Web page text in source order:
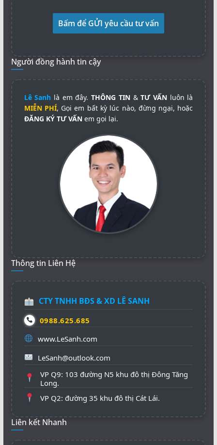
Người đồng hành tin cậy
Lê Sanh là em đây.THÔNG TIN&TƯ VẤNluôn là
MIỄN PHÍ, Gọi em bất kỳ lúc nào, đừng ngại, hoặc
ĐĂNG KÝ TƯ VẤNem gọi lại.
Thông tin Liên Hệ
CTY TNHH BĐS & XD LÊ SANH
0988.625.685
www.LeSanh.com
LeSanh@outlook.com
VP Q9: 103 đường N5 khu đô thị Đông Tăng
Long.
VP Q2: đường 35 khu đô thị Cát Lái.
Liên kết Nhanh